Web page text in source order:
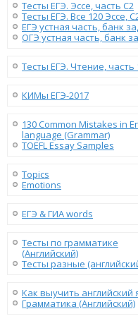
Тесты ЕГЭ. Эссе, часть C2
Тесты ЕГЭ. Все 120 Эссе,
ЕГЭ устная часть, банк
ОГЭ устная часть, банк
Тесты ЕГЭ. Чтение, часть
КИМы ЕГЭ-2017
130 Сommon Mistakes in
language (Grammar)
TOEFL Essay Samples
Topics
Emotions
ЕГЭ & ГИА words
Тесты по грамматике
(Английский)
Тесты разные
Как выучить английский
Грамматика (Английский)